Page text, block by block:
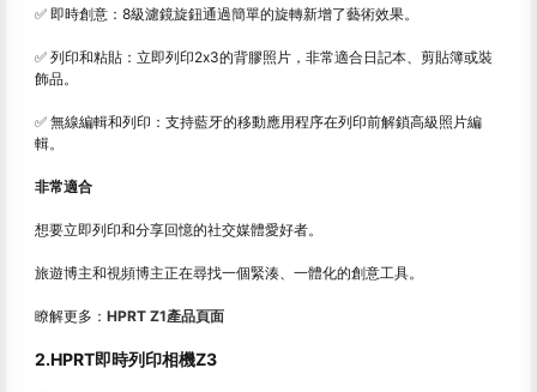
✅ 即時創意：8級濾鏡旋鈕通過簡單的旋轉新增了藝術效果。
✅ 列印和粘貼：立即列印2x3的背膠照片，非常適合日記本、剪貼簿或裝
飾品。
✅ 無線編輯和列印：支持藍牙的移動應用程序在列印前解鎖高級照片編
輯。
非常適合
想要立即列印和分享回憶的社交媒體愛好者。
旅遊博主和視頻博主正在尋找一個緊湊、一體化的創意工具。
瞭解更多： HPRT Z1產品頁面
2.HPRT即時列印相機Z3